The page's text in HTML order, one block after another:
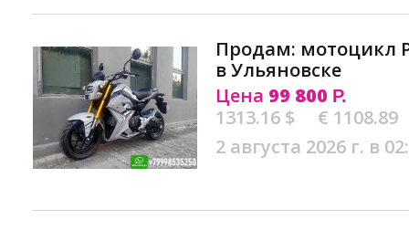
Продам: мотоцикл
в Ульяновске
Цена 99 800 Р.
1313.16 $
€ 1108.89
2 августа 2026 г. в